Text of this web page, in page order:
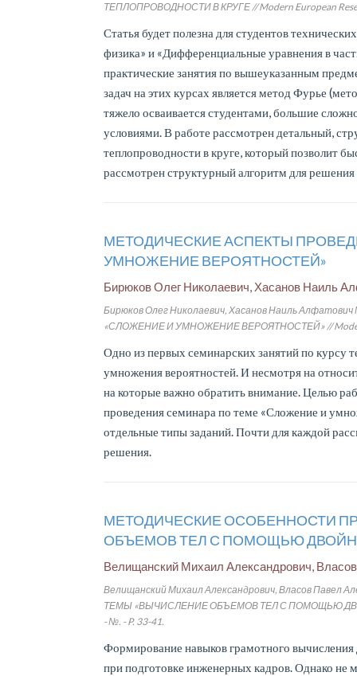
ТЕПЛОПРОВОДНОСТИ В КРУГЕ // Modern European
Статья будет полезна для студентов
физика» и «Дифференциальные уравнения в
практические занятия по вышеуказанным
задач на этих курсах является метод Фурье
тяжело осваивается студентами, большие
условиями. В работе рассмотрен детальный,
теплопроводности в круге, который позволит
рассмотрен структурный алгоритм для
МЕТОДИЧЕСКИЕ АСПЕКТЫ
УМНОЖЕНИЕ ВЕРОЯТНОСТЕЙ»
Бирюков Олег Николаевич, Хасанов Наиль
Бирюков Олег Николаевич, Хасанов Наиль
«СЛОЖЕНИЕ И УМНОЖЕНИЕ ВЕРОЯТНОСТЕЙ» // Modern
Одно из первых семинарских занятий по курсу
умножения вероятностей. И несмотря на
на которые важно обратить внимание. Целью
проведения семинара по теме «Сложение и
отдельные типы заданий. Почти для каждой
решения.
МЕТОДИЧЕСКИЕ ОСОБЕННОСТИ
ОБЪЕМОВ ТЕЛ С ПОМОЩЬЮ
Велищанский Михаил Александрович,
Велищанский Михаил Александрович, Власов
ТЕМЫ «ВЫЧИСЛЕНИЕ ОБЪЕМОВ ТЕЛ С ПОМОЩЬЮ
- №. - P. 33-41.
Формирование навыков грамотного вычисления
при подготовке инженерных кадров. Однако не